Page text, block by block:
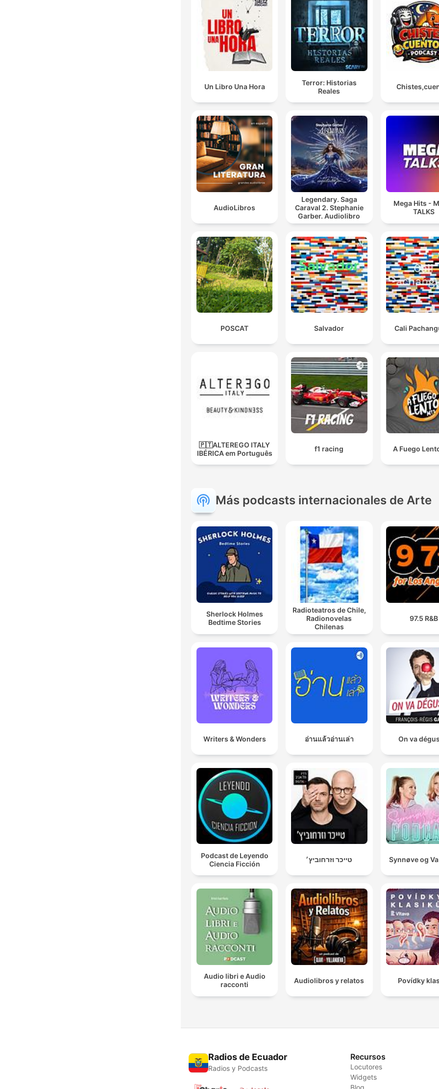
Un Libro Una Hora
Terror: Historias
Reales
AudioLibros
Legendary. Saga
Caraval 2. Stephanie
Garber. Audiolibro
Mega Hits -
TALKS
POSCAT Salvador Cali
🇵🇹ALTEREGO ITALY
IBÉRICA em Português
f1 racing A Fuego
Más podcasts internacionales de Arte
Sherlock Holmes
Bedtime Stories
Radioteatros de Chile,
Radionovelas
Chilenas
97.5 R&B
Writers & Wonders อ่านแล้วอ่านเล่า On va
Podcast de Leyendo
Ciencia Ficción
טייכר וזרחוביץ׳ Synnøve og
Audio libri e Audio
racconti
Audiolibros y relatos Povídky
Radios de Ecuador
Radios y Podcasts
Recursos
Locutores
Widgets
Blog